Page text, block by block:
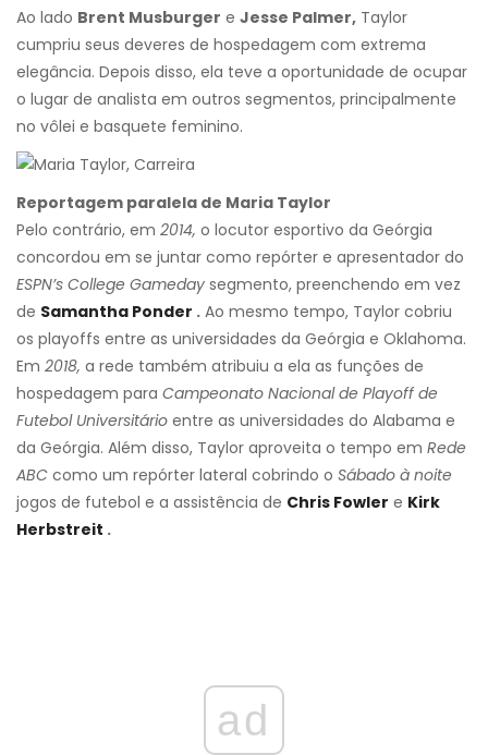
Ao lado Brent Musburger e Jesse Palmer, Taylor
cumpriu seus deveres de hospedagem com extrema
elegância. Depois disso, ela teve a oportunidade de ocupar
o lugar de analista em outros segmentos, principalmente
no vôlei e basquete feminino.
Reportagem paralela de Maria Taylor
Pelo contrário, em 2014, o locutor esportivo da Geórgia
concordou em se juntar como repórter e apresentador do
ESPN’s College Gameday segmento, preenchendo em vez
de Samantha Ponder . Ao mesmo tempo, Taylor cobriu
os playoffs entre as universidades da Geórgia e Oklahoma.
Em 2018, a rede também atribuiu a ela as funções de
hospedagem para Campeonato Nacional de Playoff de
Futebol Universitário entre as universidades do Alabama e
da Geórgia. Além disso, Taylor aproveita o tempo em Rede
ABC como um repórter lateral cobrindo o Sábado à noite
jogos de futebol e a assistência de Chris Fowler e Kirk
Herbstreit .
ad